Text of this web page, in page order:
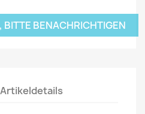
BITTE BENACHRICHTIGEN
Artikeldetails